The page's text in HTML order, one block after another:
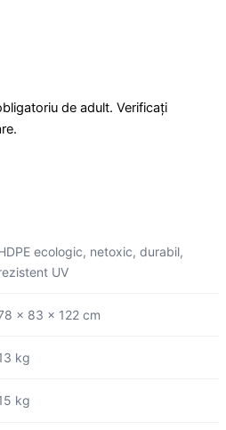
de adult. Verificați
ecologic, netoxic, durabil,
UV
x 83 x 122 cm
kg
kg